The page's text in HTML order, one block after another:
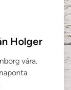
Holger
vára.